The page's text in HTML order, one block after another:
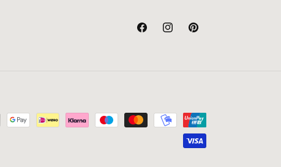
FacebookInstagramPinterest